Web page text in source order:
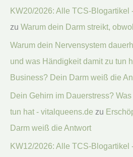
KW20/2026: Alle TCS-Blogartikel
zu Warum dein Darm streikt,
Warum dein Nervensystem
und was Händigkeit damit zu tun
Business? Dein Darm weiß die
Dein Gehirn im Dauerstress?
tun hat - vitalqueens.de zu
Darm weiß die Antwort
KW12/2026: Alle TCS-Blogartikel